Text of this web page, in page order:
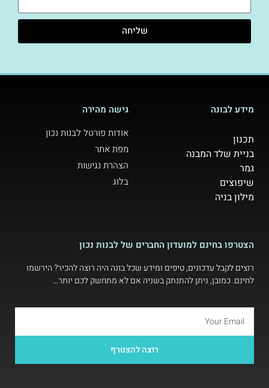
שליחה
מידע לבונה
תכנון
בניית שלד המבנה
גמר
שיפוצים
מילון בניה
גישה מהירה
אודות פורטל לבנות נכון
מפת אתר
הצהרת נגישות
בלוג
הצטרפו בחינם למועדון החברים של לבנות נכון
רוצים לקבל עדכונים, טיפים ומידע שכל בונה היה רוצה להכיר? הירשמו
לחינם. כמובן, ניתן להתנתק בשניה אם לא מתחשק לכם יותר…
רוצה להצטרף